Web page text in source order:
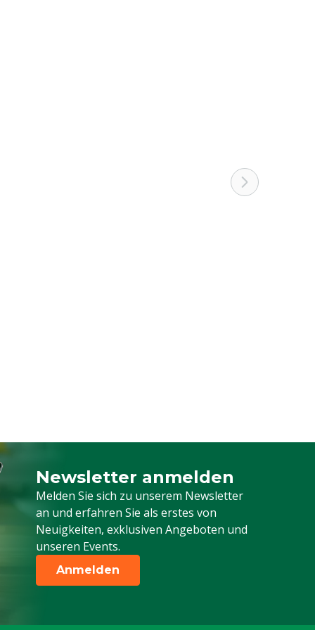
Newsletter anmelden
Melden Sie sich zu unserem Newsletter
an und erfahren Sie als erstes von
Neuigkeiten, exklusiven Angeboten und
unseren Events.
Melden Sie sich für unseren Newsletter
Anmelden